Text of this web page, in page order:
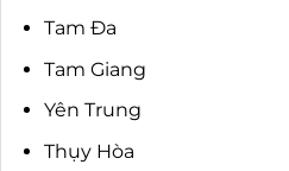
Tam Đa
Tam Giang
Yên Trung
Thụy Hòa